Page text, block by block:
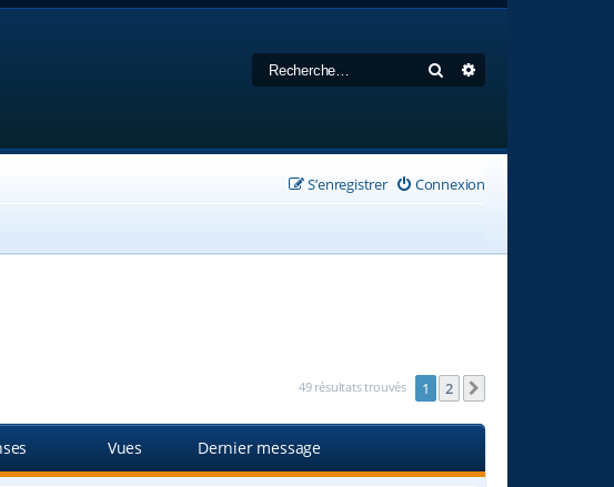
Rechercher
Connexion
S’enregistrer
49 résultats trouvés 1 2
Vues Dernier message